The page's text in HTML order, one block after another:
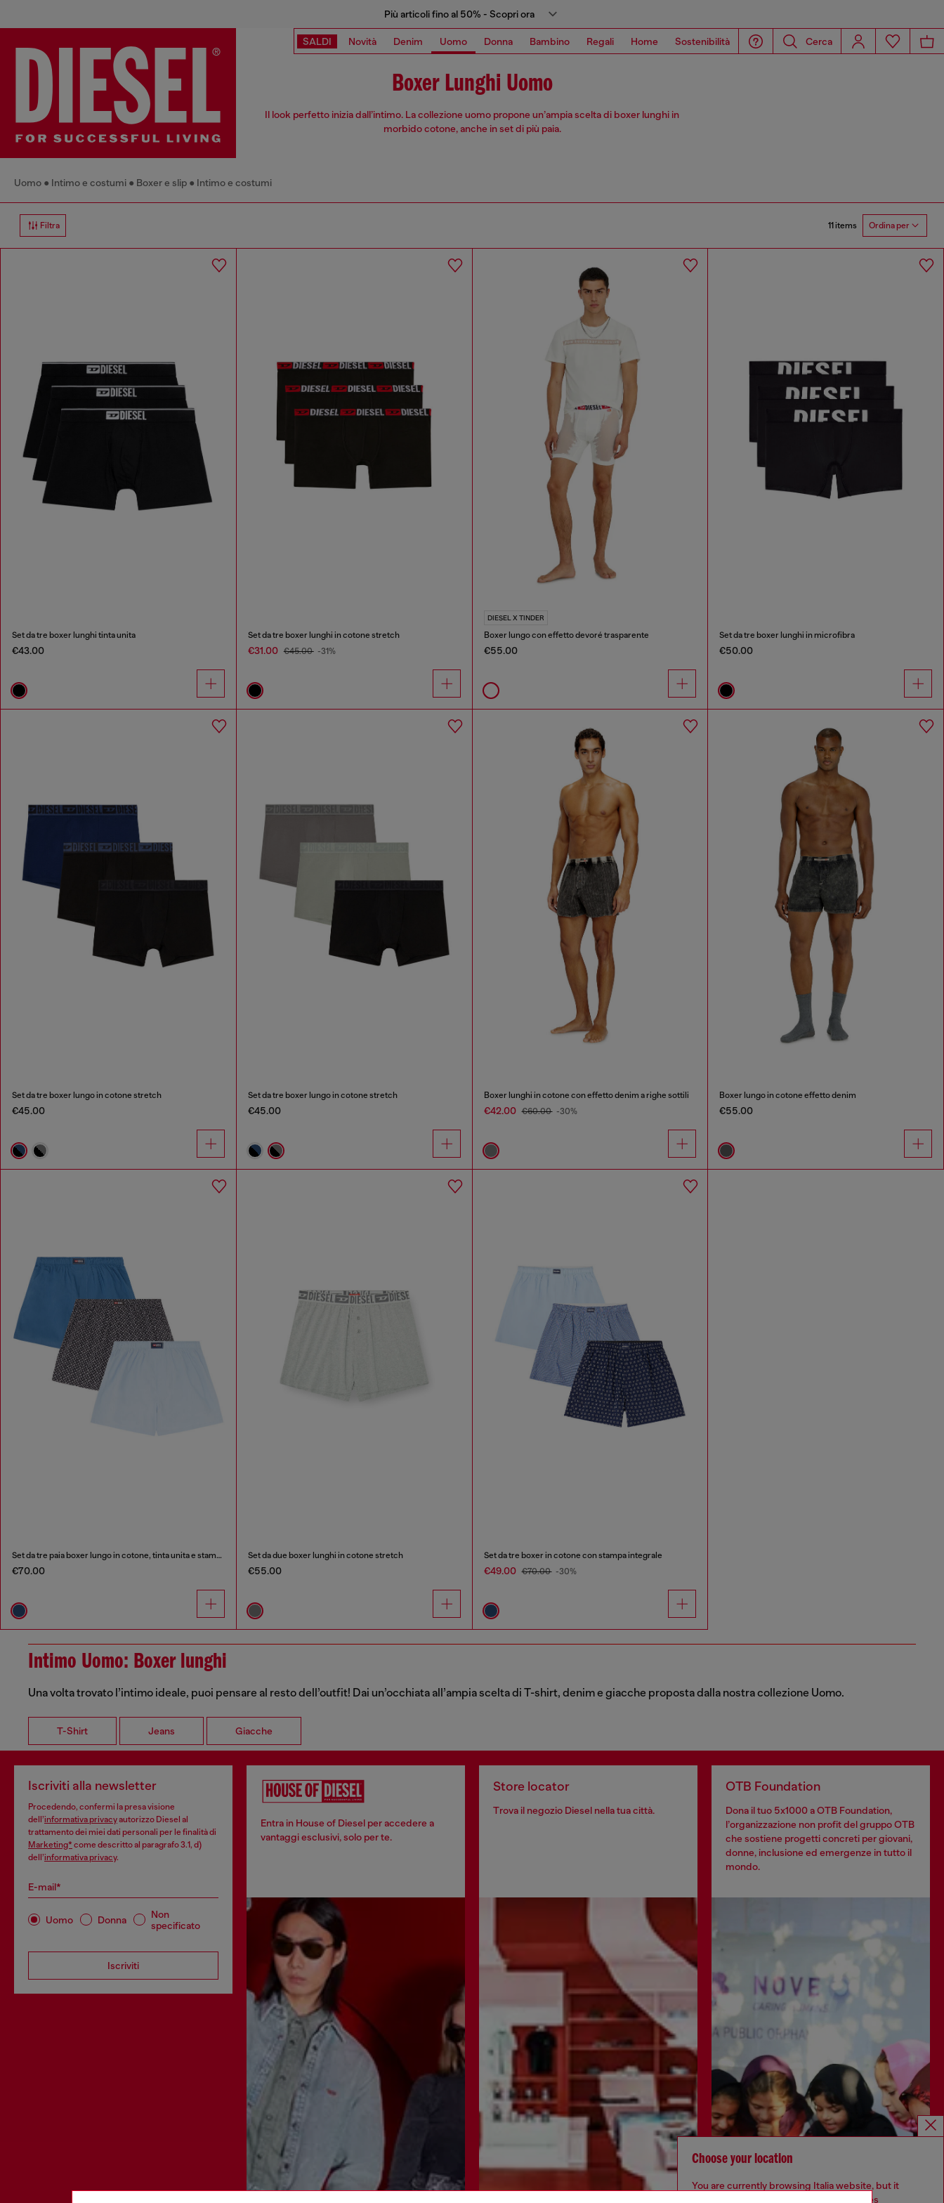
Più articoli fino al 50% - Scopri ora
SALDI Novità Denim Uomo Donna Bambino Regali Home Sostenibilità Cerca
Boxer Lunghi Uomo
Il look perfetto inizia dall’intimo. La collezione uomo propone un’ampia scelta di boxer lunghi in
morbido cotone, anche in set di più paia.
Uomo Intimo e costumi Boxer e slip Intimo e costumi
Filtra 11 items Ordina per
Set da tre boxer lunghi tinta unita
€43.00
Set da tre boxer lunghi in cotone stretch
€31.00 €45.00 -31%
DIESEL X TINDER
Boxer lungo con effetto devoré trasparente
€55.00
Set da tre boxer lunghi in microfibra
€50.00
Set da tre boxer lungo in cotone stretch
€45.00
Set da tre boxer lungo in cotone stretch
€45.00
Boxer lunghi in cotone con effetto denim a righe sottili
€42.00 €60.00 -30%
Boxer lungo in cotone effetto denim
€55.00
Set da tre paia boxer lungo in cotone, tinta unita e stampa all-over DSL
€70.00
Set da due boxer lunghi in cotone stretch
€55.00
Set da tre boxer in cotone con stampa integrale
€49.00 €70.00 -30%
Intimo Uomo: Boxer lunghi
Una volta trovato l’intimo ideale, puoi pensare al resto dell’outfit! Dai un’occhiata all’ampia scelta di T-shirt, denim e giacche proposta dalla nostra collezione Uomo.
T-Shirt Jeans Giacche
Iscriviti alla newsletter
Procedendo, confermi la presa visione
dell’informativa privacyautorizzo Diesel al
trattamento dei miei dati personali per le finalità di
Marketing* come descritto al paragrafo 3.1, d)
dell’informativa privacy.
E-mail*
Uomo Donna
Non
specificato
Iscriviti
Entra in House of Diesel per accedere a
vantaggi esclusivi, solo per te.
Store locator
Trova il negozio Diesel nella tua città.
OTB Foundation
Dona il tuo 5x1000 a OTB Foundation,
l’organizzazione non profit del gruppo OTB
che sostiene progetti concreti per giovani,
donne, inclusione ed emergenze in tutto il
mondo.
Choose your location
You are currently browsing Italia website, but it
seems you may be based in United States